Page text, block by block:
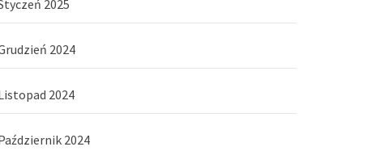
2025
2024
2024
2024